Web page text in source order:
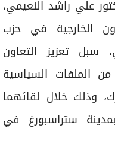
علي راشد النعيمي،
الخارجية في حزب
سبل تعزيز التعاون
الملفات السياسية
وذلك خلال لقائهما
ستراسبورغ في